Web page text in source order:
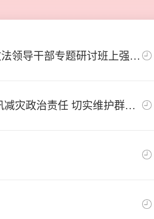
领导干部专题研讨班上强调
灾政治责任 切实维护群众